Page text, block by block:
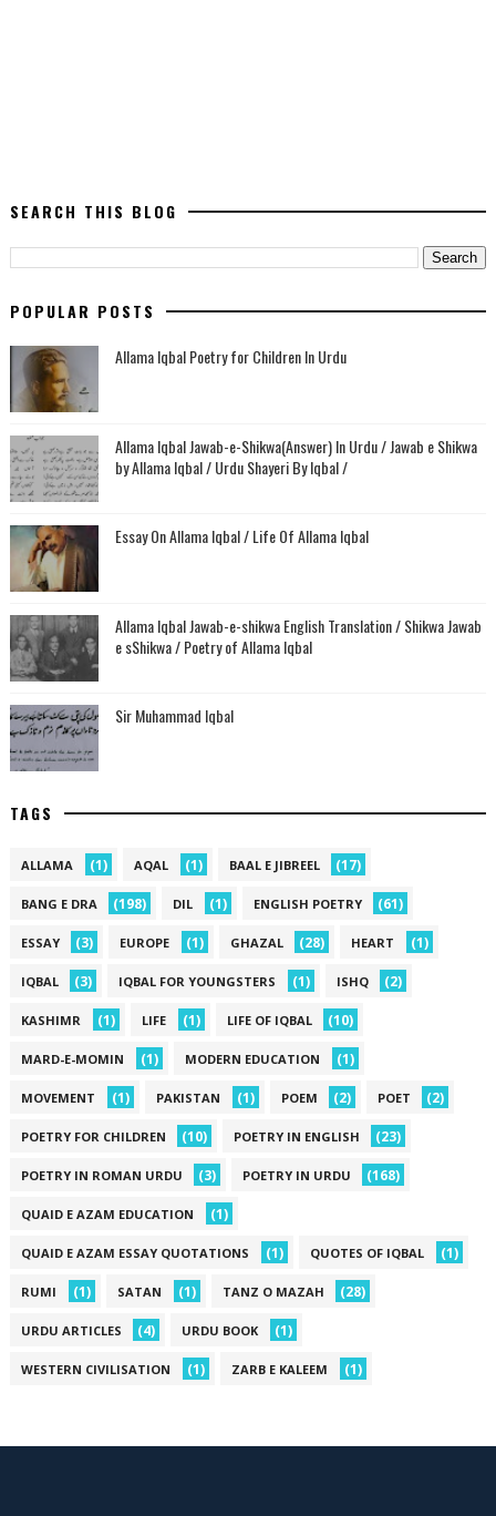
SEARCH THIS BLOG
POPULAR POSTS
Allama Iqbal Poetry for Children In Urdu
Allama Iqbal Jawab-e-Shikwa(Answer) In Urdu / Jawab e Shikwa
by Allama Iqbal / Urdu Shayeri By Iqbal /
Essay On Allama Iqbal / Life Of Allama Iqbal
Allama Iqbal Jawab-e-shikwa English Translation / Shikwa Jawab
e sShikwa / Poetry of Allama Iqbal
Sir Muhammad Iqbal
TAGS
ALLAMA (1) AQAL (1) BAAL E JIBREEL (17)
BANG E DRA (198) DIL (1) ENGLISH POETRY (61)
ESSAY (3) EUROPE (1) GHAZAL (28) HEART (1)
IQBAL (3) IQBAL FOR YOUNGSTERS (1) ISHQ (2)
KASHIMR (1) LIFE (1) LIFE OF IQBAL (10)
MARD-E-MOMIN (1) MODERN EDUCATION (1)
MOVEMENT (1) PAKISTAN (1) POEM (2) POET (2)
POETRY FOR CHILDREN (10) POETRY IN ENGLISH (23)
POETRY IN ROMAN URDU (3) POETRY IN URDU (168)
QUAID E AZAM EDUCATION (1)
QUAID E AZAM ESSAY QUOTATIONS (1) QUOTES OF IQBAL (1)
RUMI (1) SATAN (1) TANZ O MAZAH (28)
URDU ARTICLES (4) URDU BOOK (1)
WESTERN CIVILISATION (1) ZARB E KALEEM (1)